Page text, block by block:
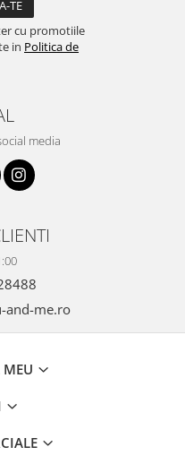
cu promotiile
in Politica de
media
and-me.ro